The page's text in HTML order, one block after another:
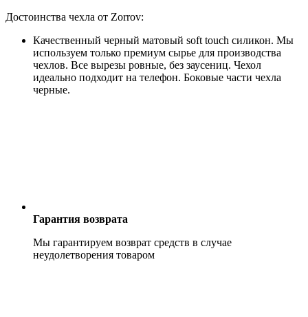
Достоинства чехла от Zorrov:
Качественный черный матовый soft touch силикон. Мы
используем только премиум сырье для производства
чехлов. Все вырезы ровные, без заусениц. Чехол
идеально подходит на телефон. Боковые части чехла
черные.
Гарантия возврата
Мы гарантируем возврат средств в случае
неудолетворения товаром